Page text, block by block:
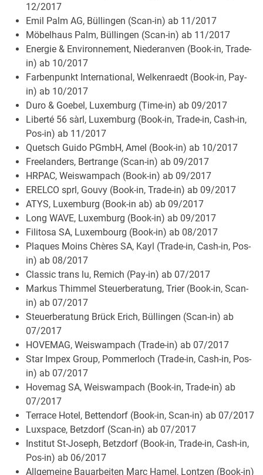
12/2017
Emil Palm AG, Büllingen (Scan-in) ab 11/2017
Möbelhaus Palm, Büllingen (Scan-in) ab 11/2017
Energie & Environnement, Niederanven (Book-in, Trade-
in) ab 10/2017
Farbenpunkt International, Welkenraedt (Book-in, Pay-
in) ab 10/2017
Duro & Goebel, Luxemburg (Time-in) ab 09/2017
Liberté 56 sàrl, Luxemburg (Book-in, Trade-in, Cash-in,
Pos-in) ab 11/2017
Quetsch Guido PGmbH, Amel (Book-in) ab 10/2017
Freelanders, Bertrange (Scan-in) ab 09/2017
HRPAC, Weiswampach (Book-in) ab 09/2017
ERELCO sprl, Gouvy (Book-in, Trade-in) ab 09/2017
ATYS, Luxemburg (Book-in ab) ab 09/2017
Long WAVE, Luxemburg (Book-in) ab 09/2017
Filitosa SA, Luxembourg (Book-in) ab 08/2017
Plaques Moins Chères SA, Kayl (Trade-in, Cash-in, Pos-
in) ab 08/2017
Classic trans lu, Remich (Pay-in) ab 07/2017
Markus Thimmel Steuerberatung, Trier (Book-in, Scan-
in) ab 07/2017
Steuerberatung Brück Erich, Büllingen (Scan-in) ab
07/2017
HOVEMAG, Weiswampach (Trade-in) ab 07/2017
Star Impex Group, Pommerloch (Trade-in, Cash-in, Pos-
in) ab 07/2017
Hovemag SA, Weiswampach (Book-in, Trade-in) ab
07/2017
Terrace Hotel, Bettendorf (Book-in, Scan-in) ab 07/2017
Luxspace, Betzdorf (Scan-in) ab 07/2017
Institut St-Joseph, Betzdorf (Book-in, Trade-in, Cash-in,
Pos-in) ab 06/2017
Allgemeine Bauarbeiten Marc Hamel, Lontzen (Book-in)